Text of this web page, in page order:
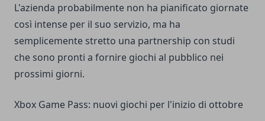
L'azienda probabilmente non ha pianificato giornate
così intense per il suo servizio, ma ha
semplicemente stretto una partnership con studi
che sono pronti a fornire giochi al pubblico nei
prossimi giorni.
Xbox Game Pass: nuovi giochi per l'inizio di ottobre